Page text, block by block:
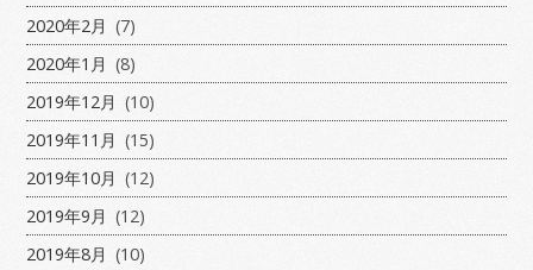
2020年2月 (7)
2020年1月 (8)
2019年12月 (10)
2019年11月 (15)
2019年10月 (12)
2019年9月 (12)
2019年8月 (10)